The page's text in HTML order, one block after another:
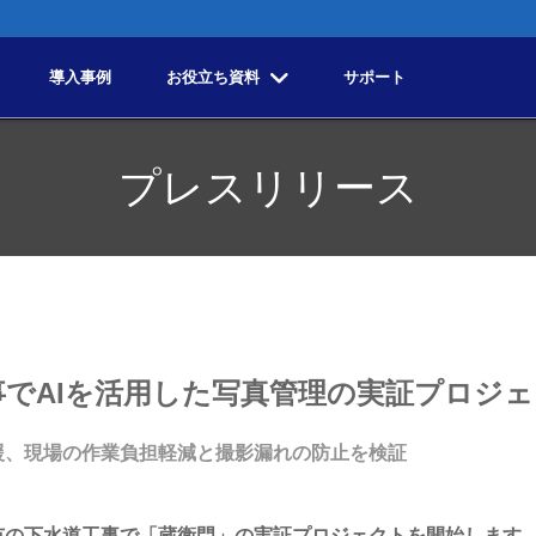
導入事例 お役立ち資料 サポート
プレスリリース
AIを活用した写真管理の実証プロジ
現場の作業負担軽減と撮影漏れの防止を検証